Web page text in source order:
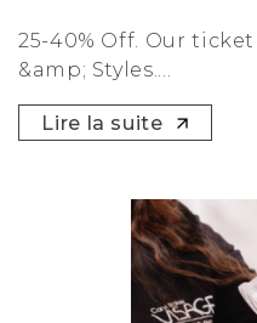
25-40% Off. Our
&amp; Styles....
Lire la suite